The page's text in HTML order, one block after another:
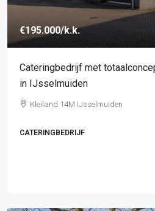
€195.000/k.k.
Cateringbedrijf met
in IJsselmuiden
Kleiland 14M IJsselmuiden
CATERINGBEDRIJF